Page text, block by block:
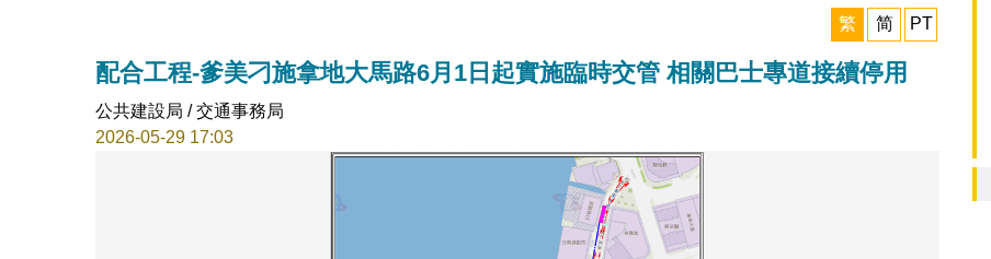
繁 简 PT
配合工程-爹美刁施拿地大馬路6月1日起實施臨時交管 相關巴士專道接續停用
公共建設局 / 交通事務局
2026-05-29 17:03